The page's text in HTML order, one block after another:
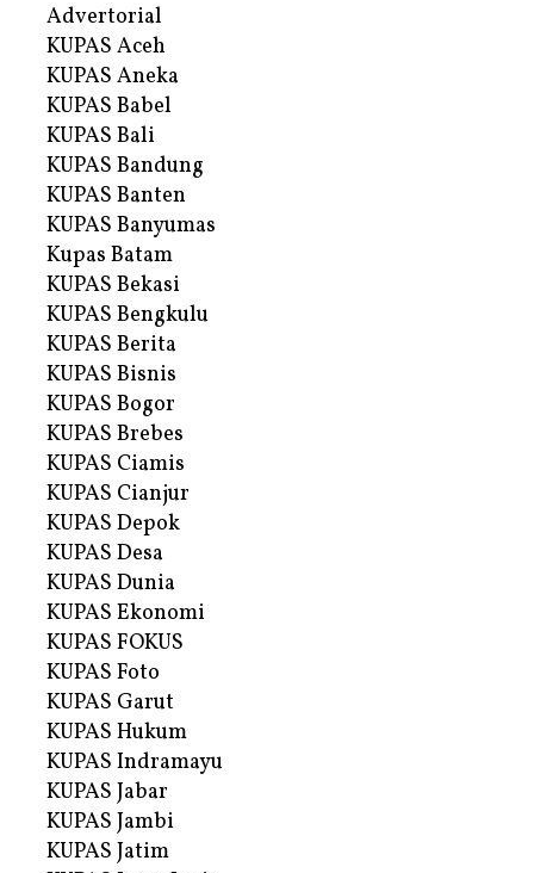
Advertorial
KUPAS Aceh
KUPAS Aneka
KUPAS Babel
KUPAS Bali
KUPAS Bandung
KUPAS Banten
KUPAS Banyumas
Kupas Batam
KUPAS Bekasi
KUPAS Bengkulu
KUPAS Berita
KUPAS Bisnis
KUPAS Bogor
KUPAS Brebes
KUPAS Ciamis
KUPAS Cianjur
KUPAS Depok
KUPAS Desa
KUPAS Dunia
KUPAS Ekonomi
KUPAS FOKUS
KUPAS Foto
KUPAS Garut
KUPAS Hukum
KUPAS Indramayu
KUPAS Jabar
KUPAS Jambi
KUPAS Jatim